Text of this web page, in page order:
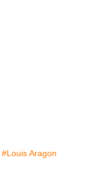
#Louis Aragon